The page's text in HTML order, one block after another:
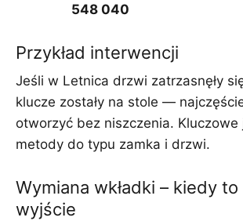
548 040
Przykład interwencji
Jeśli w Letnica drzwi zatrzasnęły
klucze zostały na stole —
otworzyć bez niszczenia.
metody do typu zamka i drzwi.
Wymiana wkładki – kiedy
wyjście